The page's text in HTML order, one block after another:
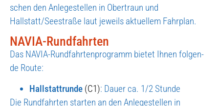
schen den Anle­ge­stel­len in Ober­traun und
Hallstatt/Seestraße laut jeweils aktu­el­lem Fahr­plan.
NAVIA-Rundfahrten
Das NAVIA-Rund­fahr­ten­pro­gramm bie­tet Ihnen fol­gen­
de Rou­te:
Hall­statt­run­de (C1): Dau­er ca. 1/2 Stun­de
Die Rund­fahr­ten star­ten an den Anle­ge­stel­len in